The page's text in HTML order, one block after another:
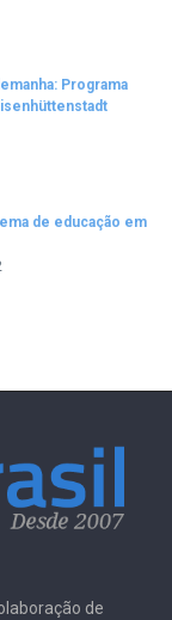
Programa
de educação em
de